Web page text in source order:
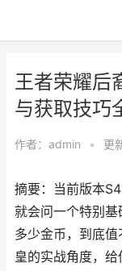
王者荣耀后
与获取技巧
作者： admin • 更
摘要：当前版本
就会问一个特别
多少金币，到底
皇的实战角度，